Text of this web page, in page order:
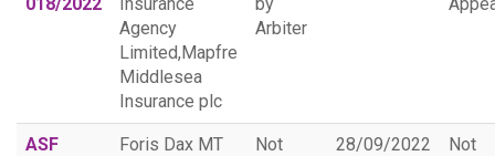
Agency
Limited,Mapfre
Middlesea
Insurance plc
Arbiter
ASF
Foris Dax MT
Not
28/09/2022
Not